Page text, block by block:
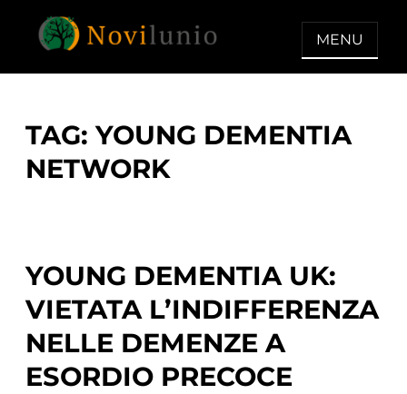
NOVILUNIO
Un aiuto con concreto dopo la
MENU
TAG:YOUNG DEMENTIA
NETWORK
YOUNG DEMENTIA UK:
VIETATA L’INDIFFERENZA
NELLE DEMENZE A
ESORDIO PRECOCE